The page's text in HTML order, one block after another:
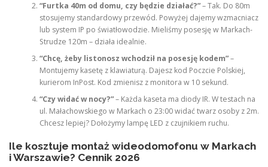
“Furtka 40m od domu, czy będzie działać?”– Tak. Do 80m
stosujemy standardowy przewód. Powyżej dajemy wzmacniacz
lub system IP po światłowodzie. Mieliśmy posesję w Markach-
Strudze 120m – działa idealnie.
“Chcę, żeby listonosz wchodził na posesję kodem”–
Montujemy kasetę z klawiaturą. Dajesz kod Poczcie Polskiej,
kurierom InPost. Kod zmienisz z monitora w 10 sekund.
“Czy widać w nocy?”– Każda kaseta ma diody IR. W testach na
ul. Małachowskiego w Markach o 23:00 widać twarz osoby z 2m.
Chcesz lepiej? Dołożymy lampę LED z czujnikiem ruchu.
Ile kosztuje montaż wideodomofonu w Markach
i Warszawie? Cennik 2026